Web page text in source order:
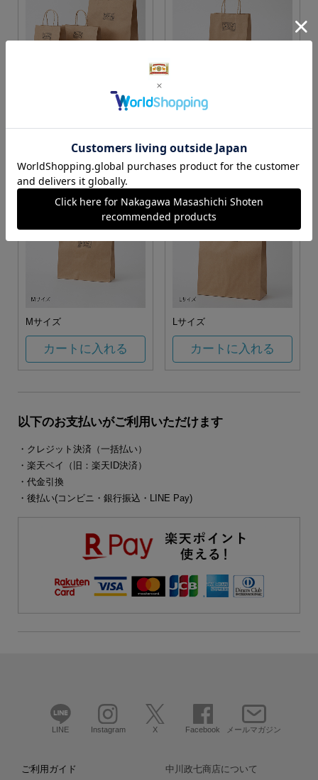
S・M・Lサイズより当店に
カートに入れる
Sサイズ
カートに入れる
Mサイズ
カートに入れる
Lサイズ
カートに入れる
以下のお支払いがご利用いただけます
・クレジット決済（一括払い）
・楽天ペイ（旧：楽天ID決済）
・代金引換
・後払い(コンビニ・銀行振込・LINE Pay)
LINE Instagram X Facebook メールマガジン
ご利用ガイド 中川政七商店について